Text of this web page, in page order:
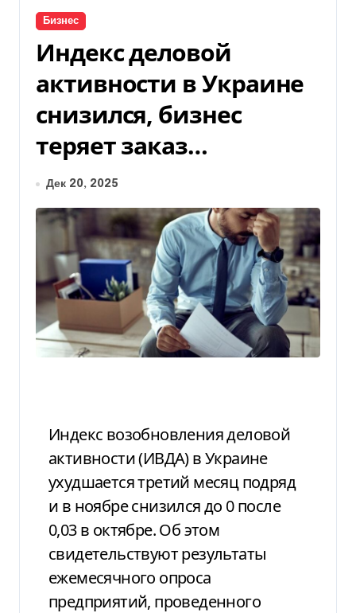
Бизнес
Индекс деловой
активности в Украине
снизился, бизнес
теряет заказ…
Дек 20, 2025
Индекс возобновления деловой
активности (ИВДА) в Украине
ухудшается третий месяц подряд
и в ноябре снизился до 0 после
0,03 в октябре. Об этом
свидетельствуют результаты
ежемесячного опроса
предприятий, проведенного